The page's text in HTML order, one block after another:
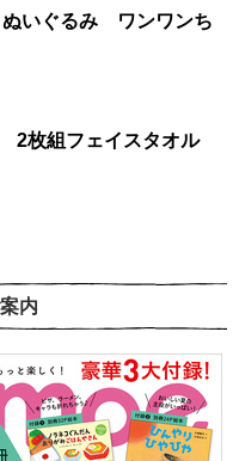
ぬいぐるみ ワンワンち
2枚組フェイスタオル
内